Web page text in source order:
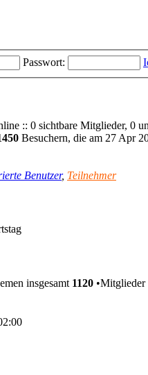
Passwort:
:: 0 sichtbare Mitglieder, 0
Besuchern, die am 27 Apr
Benutzer, Teilnehmer
insgesamt 1120 •Mitglieder